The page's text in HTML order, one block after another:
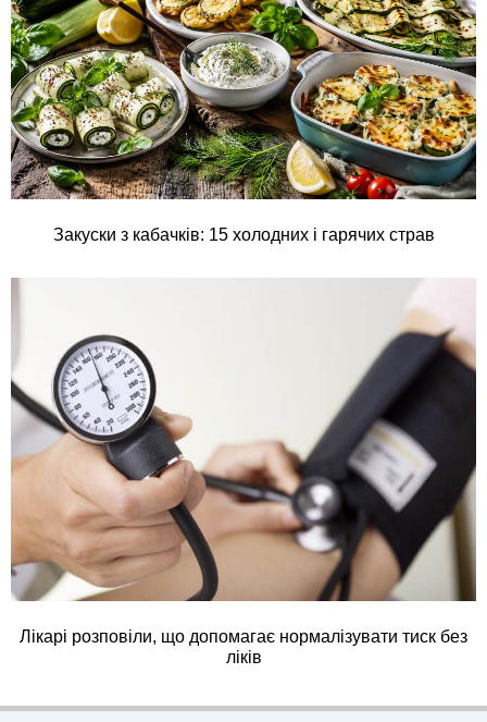
Закуски з кабачків: 15 холодних і гарячих страв
Лікарі розповіли, що допомагає нормалізувати тиск без
ліків